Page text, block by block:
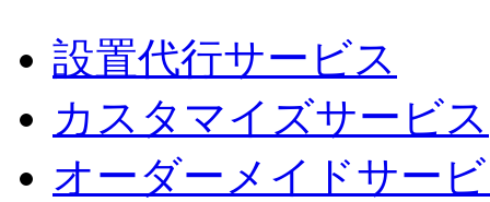
設置代行サービス
カスタマイズサービス
オーダーメイドサー